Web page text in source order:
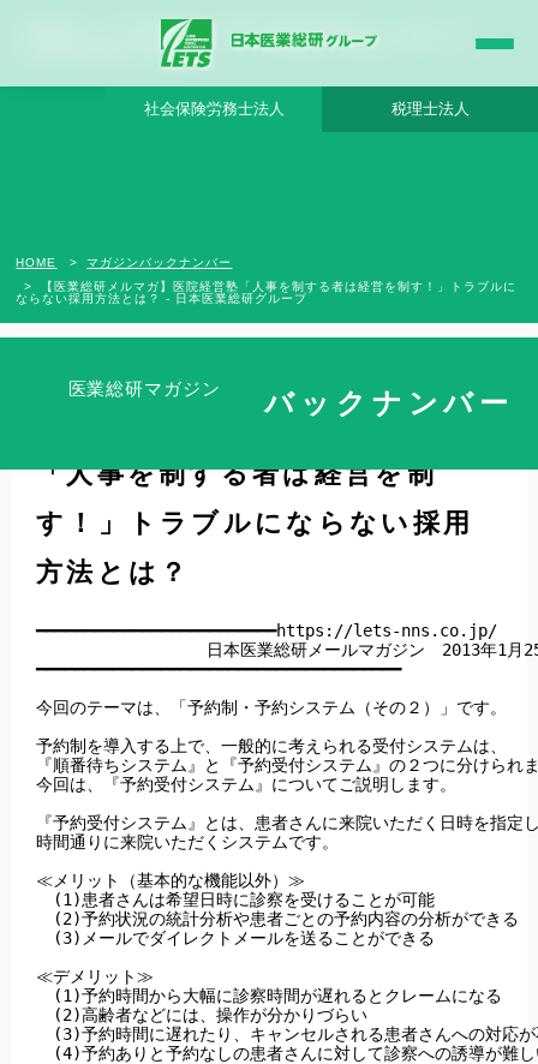
【医業総研メルマガ】医院経営塾「人事を制する者は経営を制す！」トラブルになら
ない採用方法とは？ - 日本医業総研グループ |日本医業総研｜医院開業・承継・クリニ
ック経営支援・医療モール開発
社会保険労務士法人 税理士法人
医業総研マガジン バックナンバー
HOME
マガジンバックナンバー
【医業総研メルマガ】医院経営塾「人事を制する者は経営を制す！」トラブルに
ならない採用方法とは？ - 日本医業総研グループ
【医業総研メルマガ】医院経営塾
「人事を制する者は経営を制
す！」トラブルにならない採用
方法とは？
━━━━━━━━━━━━━━━━━━━━━━━━━https://lets-nns.co.jp/
　　　　　　　　　日本医業総研メールマガジン　2013年1月
━━━━━━━━━━━━━━━━━━━━━━━━━━━━━━━━━━━━━━
今回のテーマは、「予約制・予約システム（その２）」です。
予約制を導入する上で、一般的に考えられる受付システムは、
『順番待ちシステム』と『予約受付システム』の２つに分けられ
今回は、『予約受付システム』についてご説明します。
『予約受付システム』とは、患者さんに来院いただく日時を指定
時間通りに来院いただくシステムです。
≪メリット（基本的な機能以外）≫
(1)患者さんは希望日時に診察を受けることが可能
(2)予約状況の統計分析や患者ごとの予約内容の分析ができる
(3)メールでダイレクトメールを送ることができる
≪デメリット≫
(1)予約時間から大幅に診察時間が遅れるとクレームになる
(2)高齢者などには、操作が分かりづらい
(3)予約時間に遅れたり、キャンセルされる患者さんへの対応が
(4)予約ありと予約なしの患者さんに対して診察への誘導が難